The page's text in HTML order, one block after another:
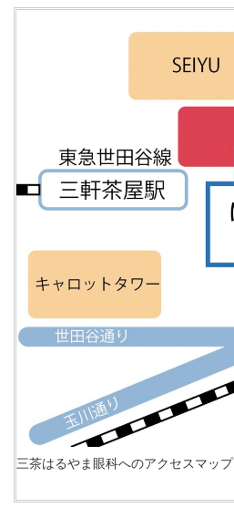
三茶はるやま眼科へのアクセスマップ